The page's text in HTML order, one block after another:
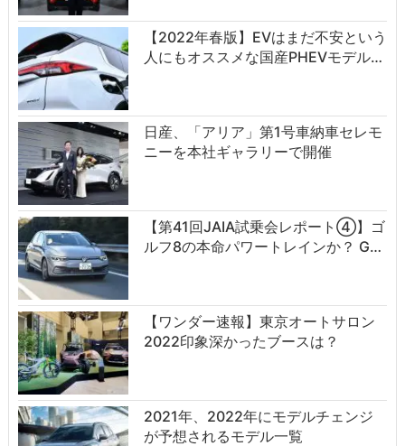
【2022年春版】EVはまだ不安という
人にもオススメな国産PHEVモデル…
日産、「アリア」第1号車納車セレモ
ニーを本社ギャラリーで開催
【第41回JAIA試乗会レポート④】ゴ
ルフ8の本命パワートレインか？ G…
【ワンダー速報】東京オートサロン
2022印象深かったブースは？
2021年、2022年にモデルチェンジ
が予想されるモデル一覧